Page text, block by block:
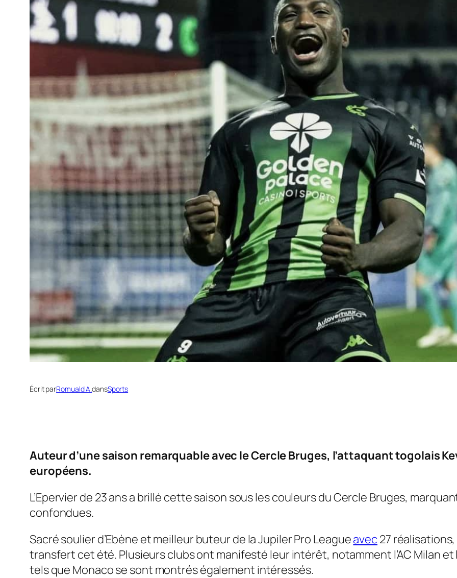
Écrit parRomuald A.dansSports
Auteur d’une saison remarquable avec le Cercle Bruges, l’attaquant togolais
européens.
L’Epervier de 23 ans a brillé cette saison sous les couleurs du Cercle Bruges,
confondues.
Sacré soulier d’Ebène et meilleur buteur de la Jupiler Pro Leagueavec 27
transfert cet été. Plusieurs clubs ont manifesté leur intérêt, notamment l’AC Milan et
tels que Monaco se sont montrés également intéressés.